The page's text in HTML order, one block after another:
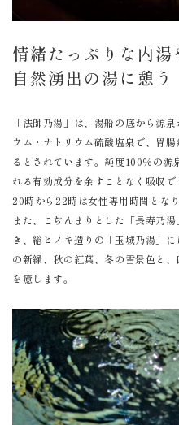
情緒たっぷりな内湯
自然湧出の湯に憩う
「法師乃湯」は、湯船の底から源
ウム・ナトリウム硫酸塩泉で、胃
るとされています。純度100％の源
れる有効成分を余すことなく吸収
20時から22時は女性専用時間とな
また、こぢんまりとした「長寿乃
き、総ヒノキ造りの「玉城乃湯」
の新緑、秋の紅葉、冬の雪景色と
を癒します。